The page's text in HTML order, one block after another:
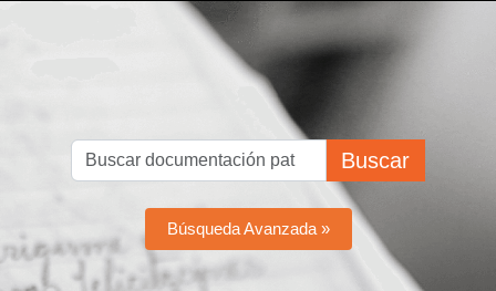
Buscar
Búsqueda Avanzada »